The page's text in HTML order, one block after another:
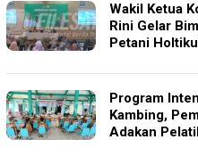
Wakil Ketua
Rini Gelar
Petani
Program
Kambing,
Adakan